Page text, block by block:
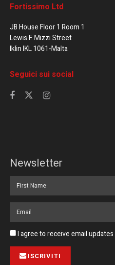
Fortissimo Ltd
JB House Floor 1 Room 1
Lewis F. Mizzi Street
Iklin IKL 1061-Malta
Seguici sui social
Newsletter
I agree to receive email
ISCRIVITI